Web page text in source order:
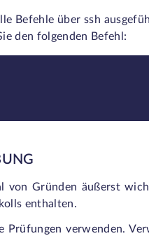
Befehle über ssh
den folgenden Befehl:
von Gründen äußerst
enthalten.
verwenden.